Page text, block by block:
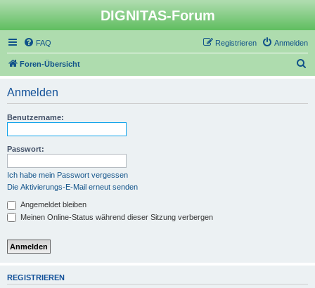
DIGNITAS-Forum
FAQ Anmelden
Registrieren
Foren-Übersicht
Anmelden
Benutzername:
Passwort:
Ich habe mein Passwort vergessen
Die Aktivierungs-E-Mail erneut senden
Angemeldet bleiben
Meinen Online-Status während dieser Sitzung verbergen
REGISTRIEREN